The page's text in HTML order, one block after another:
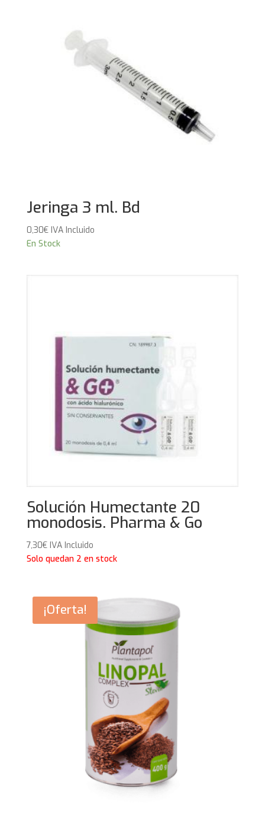
Jeringa 3 ml. Bd
0,30€ IVA Incluido
En Stock
Solución Humectante 20
monodosis. Pharma & Go
7,30€ IVA Incluido
Solo quedan 2 en stock
¡Oferta!